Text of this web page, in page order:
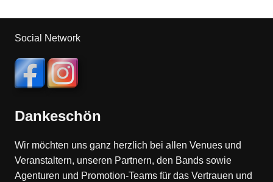
Social Network
Dankeschön
Wir möchten uns ganz herzlich bei allen Venues und
Veranstaltern, unseren Partnern, den Bands sowie
Agenturen und Promotion-Teams für das Vertrauen und